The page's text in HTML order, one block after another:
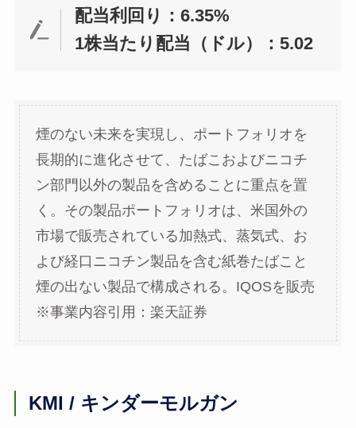
配当利回り：6.35%
1株当たり配当（ドル）：5.02
煙のない未来を実現し、ポートフォリオを
長期的に進化させて、たばこおよびニコチ
ン部門以外の製品を含めることに重点を置
く。その製品ポートフォリオは、米国外の
市場で販売されている加熱式、蒸気式、お
よび経口ニコチン製品を含む紙巻たばこと
煙の出ない製品で構成される。IQOSを販売
※事業内容引用：楽天証券
KMI / キンダーモルガン